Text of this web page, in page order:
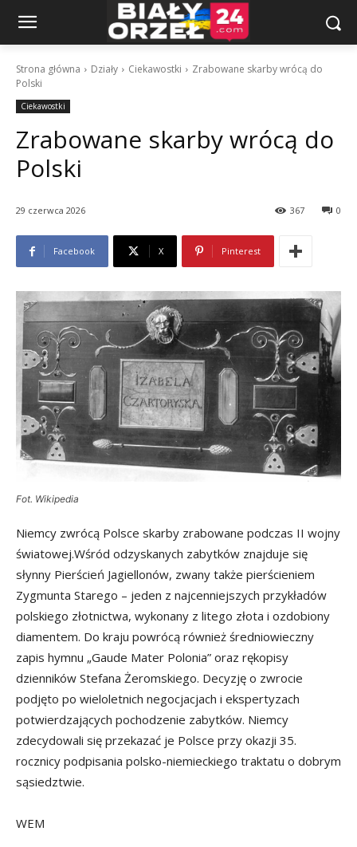
Strona główna Działy Ciekawostki
Zrabowane skarby wrócą do
Polski
Ciekawostki
Zrabowane skarby wrócą do
Polski
29 czerwca 2026 0
367
Facebook X Pinterest
Fot. Wikipedia
Niemcy zwrócą Polsce skarby zrabowane podczas II wojny
światowej.Wśród odzyskanych zabytków znajduje się
słynny Pierścień Jagiellonów, zwany także pierścieniem
Zygmunta Starego – jeden z najcenniejszych przykładów
polskiego złotnictwa, wykonany z litego złota i ozdobiony
diamentem. Do kraju powrócą również średniowieczny
zapis hymnu „Gaude Mater Polonia” oraz rękopisy
dzienników Stefana Żeromskiego. Decyzję o zwrocie
podjęto po wieloletnich negocjacjach i ekspertyzach
potwierdzających pochodzenie zabytków. Niemcy
zdecydowali się przekazać je Polsce przy okazji 35.
rocznicy podpisania polsko-niemieckiego traktatu o dobrym
sąsiedztwie.
WEM